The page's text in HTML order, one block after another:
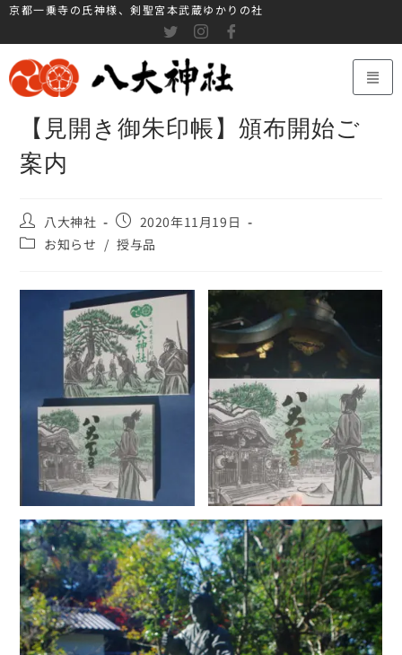
京都一乗寺の氏神様、剣聖宮本武蔵ゆかりの社
【見開き御朱印帳】頒布開始ご
案内
八大神社
2020年11月19日
お知らせ / 授与品